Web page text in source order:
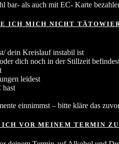
bar- als auch mit EC- Karte
ICH MICH NICHT
dein Kreislauf instabil ist
dich noch in der Stillzeit
leidest
hast
einnimmst – bitte kläre das
ICH VOR MEINEM TERMIN